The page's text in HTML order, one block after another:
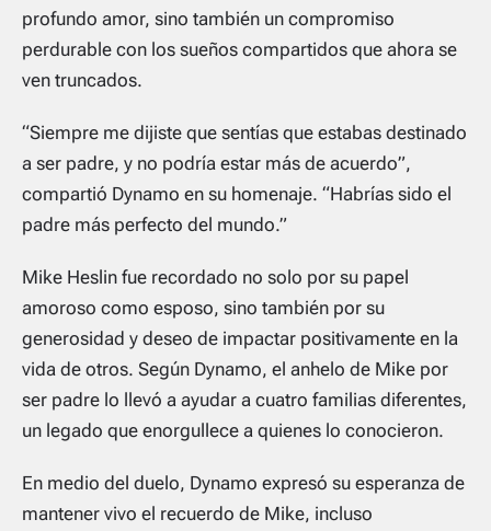
profundo amor, sino también un compromiso
perdurable con los sueños compartidos que ahora se
ven truncados.
“Siempre me dijiste que sentías que estabas destinado
a ser padre, y no podría estar más de acuerdo”,
compartió Dynamo en su homenaje. “Habrías sido el
padre más perfecto del mundo.”
Mike Heslin fue recordado no solo por su papel
amoroso como esposo, sino también por su
generosidad y deseo de impactar positivamente en la
vida de otros. Según Dynamo, el anhelo de Mike por
ser padre lo llevó a ayudar a cuatro familias diferentes,
un legado que enorgullece a quienes lo conocieron.
En medio del duelo, Dynamo expresó su esperanza de
mantener vivo el recuerdo de Mike, incluso